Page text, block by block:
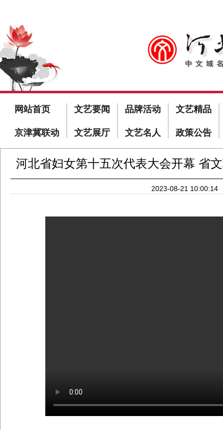
网站首页 文艺要闻 品牌活动 文艺精品
京津冀联动 文艺展厅 文艺名人 政策公告
河北省妇女第十五次代表大会开幕 省
2023-08-21 10:00:14